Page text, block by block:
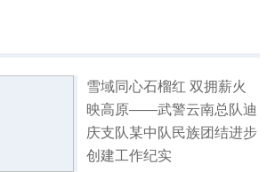
雪域同心石榴红 双拥薪火
映高原——武警云南总队迪
庆支队某中队民族团结进步
创建工作纪实